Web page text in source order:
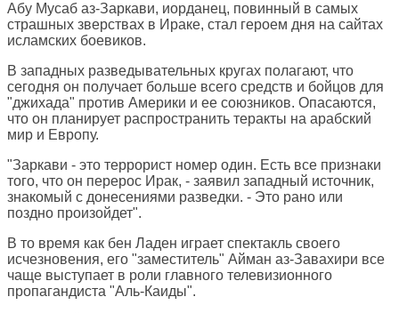
Абу Мусаб аз-Заркави, иорданец, повинный в самых
страшных зверствах в Ираке, стал героем дня на сайтах
исламских боевиков.
В западных разведывательных кругах полагают, что
сегодня он получает больше всего средств и бойцов для
"джихада" против Америки и ее союзников. Опасаются,
что он планирует распространить теракты на арабский
мир и Европу.
"Заркави - это террорист номер один. Есть все признаки
того, что он перерос Ирак, - заявил западный источник,
знакомый с донесениями разведки. - Это рано или
поздно произойдет".
В то время как бен Ладен играет спектакль своего
исчезновения, его "заместитель" Айман аз-Завахири все
чаще выступает в роли главного телевизионного
пропагандиста "Аль-Каиды".